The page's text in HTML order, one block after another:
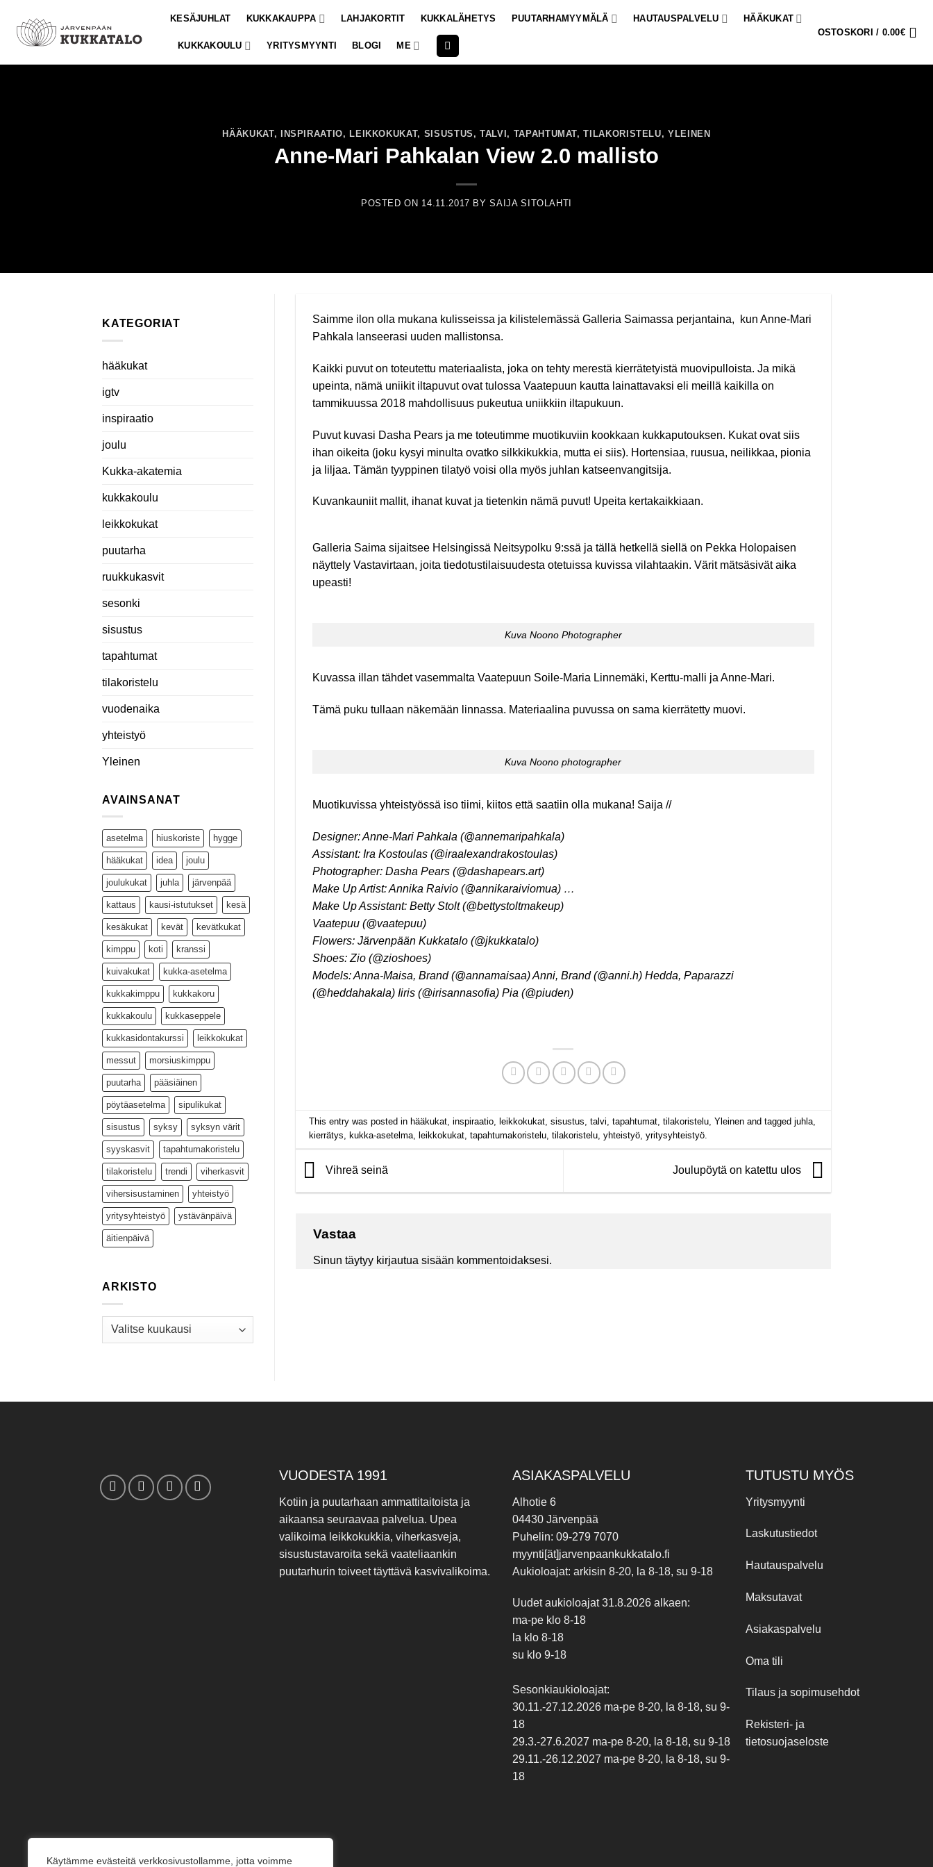
Käytämme evästeitä verkkosivustollamme, jotta voimme
content
KESÄJUHLAT KUKKAKAUPPA LAHJAKORTIT KUKKALÄHETYS PUUTARHAMYYMÄLÄ HAUTAUSPALVELU HÄÄKUKAT
KUKKAKOULU YRITYSMYYNTI BLOGI ME
OSTOSKORI / 0.00€
HÄÄKUKAT, INSPIRAATIO, LEIKKOKUKAT, SISUSTUS ,TALVI , TAPAHTUMAT,TILAKORISTELU,YLEINEN
Anne-Mari Pahkalan View 2.0 mallisto
POSTED ON 14.11.2017 BYSAIJA SITOLAHTI
KATEGORIAT
hääkukat
igtv
inspiraatio
joulu
Kukka-akatemia
kukkakoulu
leikkokukat
puutarha
ruukkukasvit
sesonki
sisustus
tapahtumat
tilakoristelu
vuodenaika
yhteistyö
Yleinen
AVAINSANAT
asetelma hiuskoriste hygge
hääkukat idea joulu
joulukukat juhla järvenpää
kattaus kausi-istutukset kesä
kesäkukat kevät kevätkukat
kimppu koti kranssi
kuivakukat kukka-asetelma
kukkakimppu kukkakoru
kukkakoulu kukkaseppele
kukkasidontakurssi leikkokukat
messut morsiuskimppu
puutarha pääsiäinen
pöytäasetelma sipulikukat
sisustus syksy syksyn värit
syyskasvit tapahtumakoristelu
tilakoristelu trendi viherkasvit
vihersisustaminen yhteistyö
yritysyhteistyö ystävänpäivä
äitienpäivä
ARKISTO
Arkisto
Saimme ilon olla mukana kulisseissa ja kilistelemässä Galleria Saimassa perjantaina, kun Anne-Mari
Pahkala lanseerasi uuden mallistonsa.
Kaikki puvut on toteutettu materiaalista, joka on tehty merestä kierrätetyistä muovipulloista. Ja mikä
upeinta, nämä uniikit iltapuvut ovat tulossa Vaatepuun kautta lainattavaksi eli meillä kaikilla on
tammikuussa 2018 mahdollisuus pukeutua uniikkiin iltapukuun.
Puvut kuvasi Dasha Pearsja me toteutimme muotikuviin kookkaan kukkaputouksen. Kukat ovat siis
ihan oikeita (joku kysyi minulta ovatko silkkikukkia, mutta ei siis). Hortensiaa, ruusua, neilikkaa, pionia
ja liljaa. Tämän tyyppinen tilatyö voisi olla myös juhlan katseenvangitsija.
Kuvankauniit mallit, ihanat kuvat ja tietenkin nämä puvut! Upeita kertakaikkiaan.
Galleria Saima sijaitsee Helsingissä Neitsypolku 9:ssä ja tällä hetkellä siellä on Pekka Holopaisen
näyttely Vastavirtaan, joita tiedotustilaisuudesta otetuissa kuvissa vilahtaakin. Värit mätsäsivät aika
upeasti!
Kuva Noono Photographer
Kuvassa illan tähdet vasemmalta Vaatepuun Soile-Maria Linnemäki, Kerttu-malli ja Anne-Mari.
Tämä puku tullaan näkemään linnassa. Materiaalina puvussa on sama kierrätetty muovi.
Kuva Noono photographer
Muotikuvissa yhteistyössä iso tiimi, kiitos että saatiin olla mukana! Saija //
Designer: Anne-Mari Pahkala (@annemaripahkala)
Assistant: Ira Kostoulas (@iraalexandrakostoulas)
Photographer: Dasha Pears (@dashapears.art)
Make Up Artist: Annika Raivio (@annikaraiviomua) …
Make Up Assistant: Betty Stolt (@bettystoltmakeup)
Vaatepuu (@vaatepuu)
Flowers: Järvenpään Kukkatalo (@jkukkatalo)
Shoes: Zio (@zioshoes)
Models: Anna-Maisa, Brand (@annamaisaa) Anni, Brand (@anni.h) Hedda, Paparazzi
(@heddahakala) Iiris (@irisannasofia) Pia (@piuden)
This entry was posted in hääkukat, inspiraatio, leikkokukat, sisustus, talvi, tapahtumat, tilakoristelu, Yleinenand tagged juhla,
kierrätys, kukka-asetelma, leikkokukat, tapahtumakoristelu, tilakoristelu, yhteistyö, yritysyhteistyö.
Vihreä seinä Joulupöytä on katettu ulos
Vastaa
Sinun täytyy kirjautua sisään kommentoidaksesi.
VUODESTA 1991
Kotiin ja puutarhaan ammattitaitoista ja
aikaansa seuraavaa palvelua. Upea
valikoima leikkokukkia, viherkasveja,
sisustustavaroita sekä vaateliaankin
puutarhurin toiveet täyttävä kasvivalikoima.
ASIAKASPALVELU
Alhotie 6
04430 Järvenpää
Puhelin: 09-279 7070
myynti[ät]jarvenpaankukkatalo.fi
Aukioloajat: arkisin 8-20, la 8-18, su 9-18
Uudet aukioloajat 31.8.2026 alkaen:
ma-pe klo 8-18
la klo 8-18
su klo 9-18
Sesonkiaukioloajat:
30.11.-27.12.2026 ma-pe 8-20, la 8-18, su 9-
18
29.3.-27.6.2027 ma-pe 8-20, la 8-18, su 9-18
29.11.-26.12.2027 ma-pe 8-20, la 8-18, su 9-
18
TUTUSTU MYÖS
Yritysmyynti
Laskutustiedot
Hautauspalvelu
Maksutavat
Asiakaspalvelu
Oma tili
Tilaus ja sopimusehdot
Rekisteri- ja
tietosuojaseloste